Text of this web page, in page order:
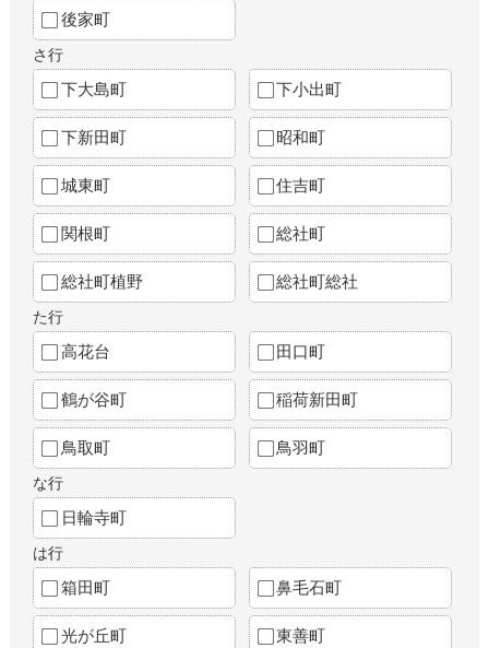
後家町
さ行
下大島町 下小出町
下新田町 昭和町
城東町 住吉町
関根町 総社町
総社町植野 総社町総社
た行
高花台 田口町
鶴が谷町 稲荷新田町
鳥取町 鳥羽町
な行
日輪寺町
は行
箱田町 鼻毛石町
光が丘町 東善町